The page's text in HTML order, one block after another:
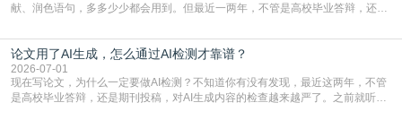
献、润色语句，多多少少都会用到。但最近一两年，不管是高校毕业答辩，还是
须加做AI查重。很多人分不清，AI查重和普通查重到底有啥区别？这里说透：普
通查重查的是你的文字和已公开文献的重复比例，防的是抄袭；AI查重查的是你
的内容里，有多少是AI生成的，防的是过
论文用了AI生成，怎么通过AI检测才靠谱？
2026-07-01
现在写论文，为什么一定要做AI检测？不知道你有没有发现，最近这两年，不管
是高校毕业答辩，还是期刊投稿，对AI生成内容的检查越来越严了。之前就听身